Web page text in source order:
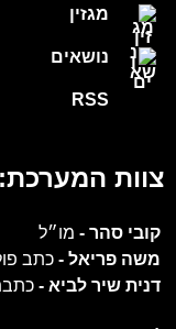
מגזין
נושאים
RSS
צוות המערכת:
קובי סהר - מו״ל
משה פריאל - כתב
דנית שיר לביא -